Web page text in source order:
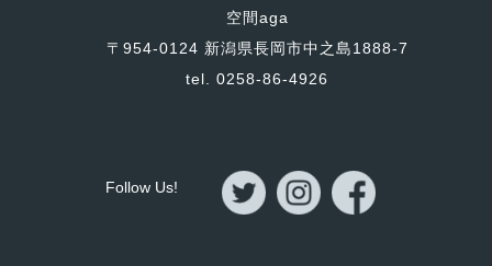
空間aga
〒954-0124 新潟県長岡市中之島1888-7
tel. 0258-86-4926
Follow Us!